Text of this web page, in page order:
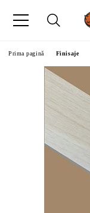
Prima pagină Finisaje